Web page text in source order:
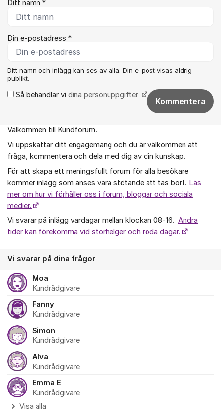
Ditt namn *
Din e-postadress *
Ditt namn och inlägg kan ses av alla. Din e-post visas aldrig
publikt.
Så behandlar vi dina personuppgifter
Kommentera
Om forumet
Välkommen till Kundforum.
Vi uppskattar ditt engagemang och du är välkommen att
fråga, kommentera och dela med dig av din kunskap.
För att skapa ett meningsfullt forum för alla besökare
kommer inlägg som anses vara stötande att tas bort. Läs
mer om hur vi förhåller oss i forum, bloggar och sociala
medier.
Vi svarar på inlägg vardagar mellan klockan 08-16. Andra
tider kan förekomma vid storhelger och röda dagar.
Vi svarar på dina frågor
Moa
Kundrådgivare
Fanny
Kundrådgivare
Simon
Kundrådgivare
Alva
Kundrådgivare
Emma E
Kundrådgivare
Visa alla